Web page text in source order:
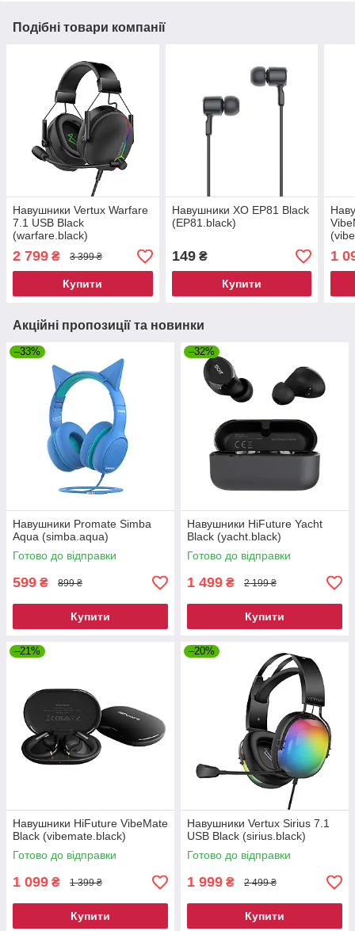
Подібні товари компанії
Навушники Vertux Warfare
7.1 USB Black
(warfare.black)
2 799 ₴ 3 399 ₴
Купити
Навушники XO EP81 Black
(EP81.black)
149₴
Купити
1
Акційні пропозиції та новинки
–33%
Навушники Promate Simba
Aqua (simba.aqua)
Готово до відправки
599 ₴ 899 ₴
Купити
–32%
Навушники HiFuture Yacht
Black (yacht.black)
Готово до відправки
1 499 ₴ 2 199 ₴
Купити
–21%
Навушники HiFuture VibeMate
Black (vibemate.black)
Готово до відправки
1 099 ₴ 1 399 ₴
Купити
–20%
Навушники Vertux Sirius 7.1
USB Black (sirius.black)
Готово до відправки
1 999 ₴ 2 499 ₴
Купити